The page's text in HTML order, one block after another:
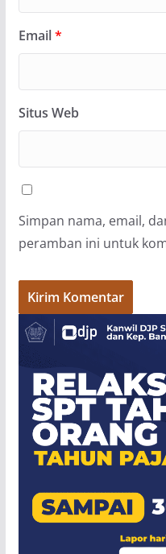
Email*
Situs Web
Simpan nama, email,
peramban ini untuk